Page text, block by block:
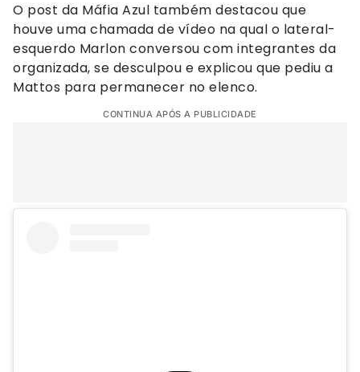
O post da Máfia Azul também destacou que
houve uma chamada de vídeo na qual o lateral-
esquerdo Marlon conversou com integrantes da
organizada, se desculpou e explicou que pediu a
Mattos para permanecer no elenco.
CONTINUA APÓS A PUBLICIDADE